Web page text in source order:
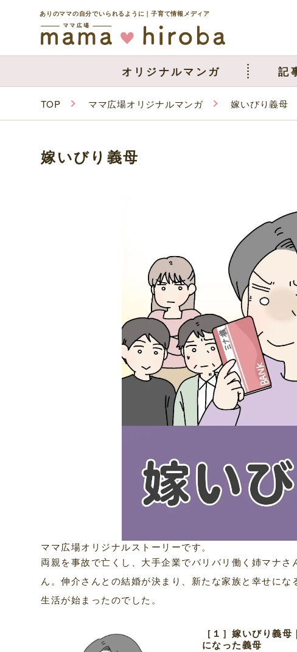
ありのママの自分でいられるように｜子育て情報メディア
オリジナルマンガ 記
TOP ママ広場オリジナルマンガ 嫁いびり義母
嫁いびり義母
ママ広場オリジナルストーリーです。
両親を事故で亡くし、大手企業でバリバリ働く姉マナ
ん。伸介さんとの結婚が決まり、新たな家族と幸せに
生活が始まったのでした。
［１］嫁いびり義
になった義母